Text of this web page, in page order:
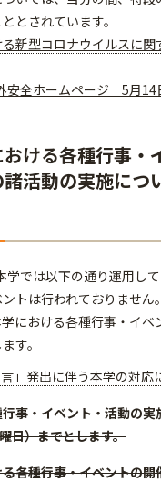
とされています。
新型コロナウイルスに
安全ホームページ 5月14
ける各種行事・
活動の実施につ
学では以下の通り運用し
トは行われておりません
における各種行事・イベ
す。
」発出に伴う本学の対応
事・イベント・活動の実
日）までとします。
各種行事・イベントの開